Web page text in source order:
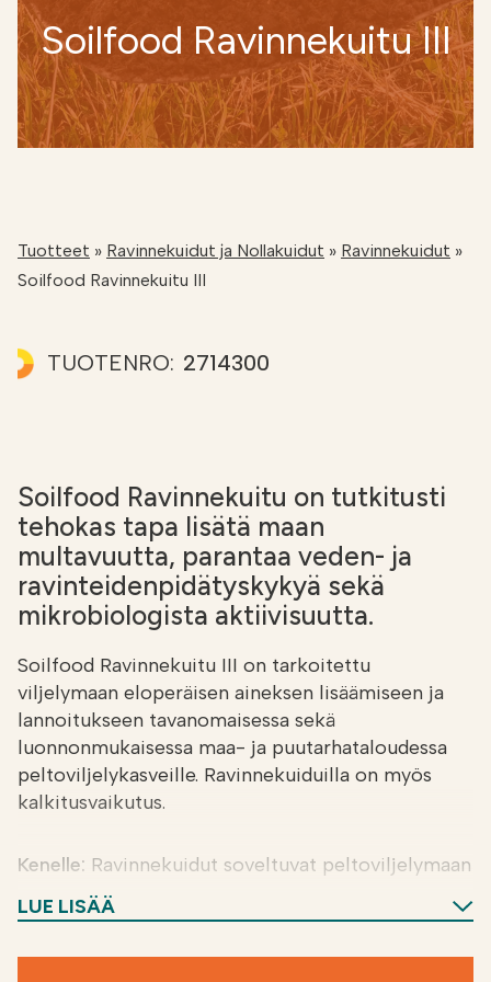
VERKKOKAUPPA
Soilfood Ravinnekuitu III
Tuotteet » Ravinnekuidut ja Nollakuidut » Ravinnekuidut »
Soilfood Ravinnekuitu III
TUOTENRO: 2714300
Soilfood Ravinnekuitu on tutkitusti
tehokas tapa lisätä maan
multavuutta, parantaa veden- ja
ravinteidenpidätyskykyä sekä
mikrobiologista aktiivisuutta.
Soilfood Ravinnekuitu III on tarkoitettu
viljelymaan eloperäisen aineksen lisäämiseen ja
lannoitukseen tavanomaisessa sekä
luonnonmukaisessa maa- ja puutarhataloudessa
peltoviljelykasveille. Ravinnekuiduilla on myös
kalkitusvaikutus.
Kenelle: Ravinnekuidut soveltuvat peltoviljelymaan
eloperäisen aineksen lisäämiseen ja lannoitukseen
tavanomaisessa ja luonnonmukaisessa maa- ja
LUE LISÄÄ